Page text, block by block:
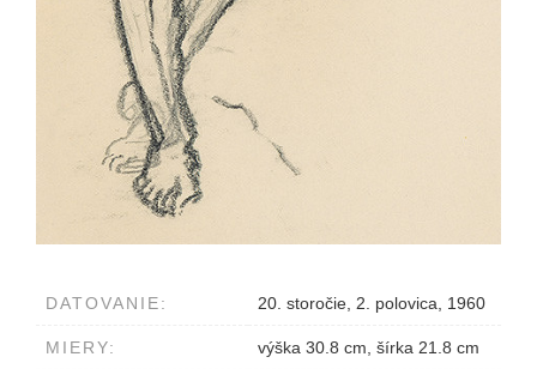
DATOVANIE: 20. storočie, 2. polovica, 1960
MIERY: výška 30.8 cm, šírka 21.8 cm